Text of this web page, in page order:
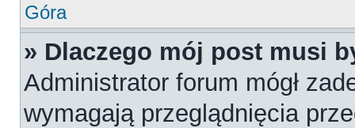
Góra
» Dlaczego mój post musi
Administrator forum mógł
wymagają przeglądnięcia